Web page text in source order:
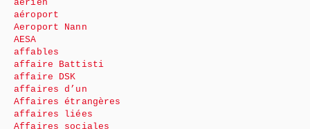
aérien
aéroport
Aeroport Nann
AESA
affables
affaire Battisti
affaire DSK
affaires d’un
Affaires étrangères
affaires liées
Affaires sociales